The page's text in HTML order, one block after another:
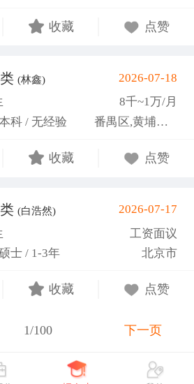
程助管，多次组织班级篮球、羽
收藏 点赞
(林鑫)
2026-07-18
8千~1万/月
科 / 无经验
番禺区,黄埔区,越秀区
收藏 点赞
(白浩然)
2026-07-17
工资面议
士 / 1-3年
北京市
收藏 点赞
1/100 下一页